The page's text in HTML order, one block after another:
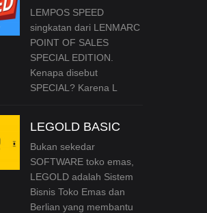
LEMPOS SPEED
singkatan dari LENMARC
POINT OF SALES
SPECIAL EDITION.
Kenapa disebut
SPECIAL? Karena L
LEGOLD BASIC
Bukan sekedar
SOFTWARE toko emas,
LEGOLD adalah Sistem
Bisnis Toko Emas dan
Berlian yang membantu